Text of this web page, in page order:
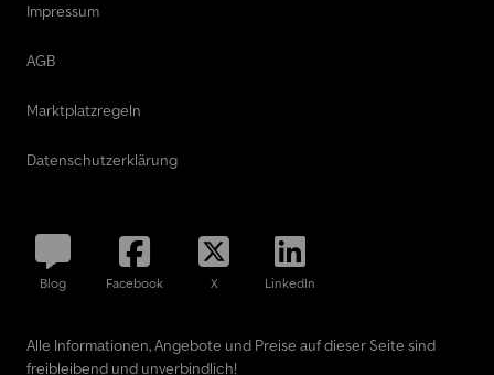
Impressum
AGB
Marktplatzregeln
Datenschutzerklärung
Blog Facebook X LinkedIn
Alle Informationen, Angebote und Preise auf dieser Seite sind
freibleibend und unverbindlich!